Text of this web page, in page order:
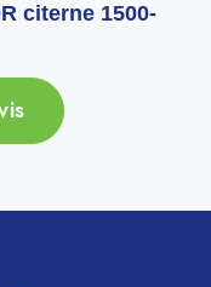
citerne 1500-